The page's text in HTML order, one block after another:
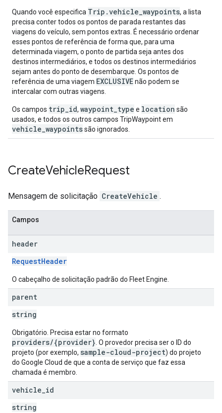
Quando você especifica Trip.vehicle_waypoints, a lista
precisa conter todos os pontos de parada restantes das
viagens do veículo, sem pontos extras. É necessário ordenar
esses pontos de referência de forma que, para uma
determinada viagem, o ponto de partida seja antes dos
destinos intermediários, e todos os destinos intermediários
sejam antes do ponto de desembarque. Os pontos de
referência de uma viagem EXCLUSIVEnão podem se
intercalar com outras viagens.
Os campos trip_id, waypoint_type e location são
usados, e todos os outros campos TripWaypoint em
vehicle_waypointssão ignorados.
CreateVehicleRequest
Mensagem de solicitação CreateVehicle .
Campos
header
RequestHeader
O cabeçalho de solicitação padrão do Fleet Engine.
parent
string
Obrigatório. Precisa estar no formato
providers/{provider} . O provedor precisa ser o ID do
projeto (por exemplo, sample-cloud-project) do projeto
do Google Cloud de que a conta de serviço que faz essa
chamada é membro.
vehicle id
string